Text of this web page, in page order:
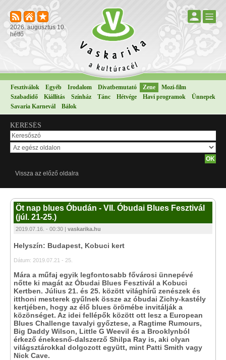
2026. augusztus 10.
hétfő
Fesztiválok Egyéb Irodalom Divatbemutató Zene
Mozi-film
Szabadidő
Kiállítás Színház Tánc Hétvége Havi programok
Ünnepek
Savaria Karnevál
Bálok
KERESÉS
Vissza az előző oldalra
Öt nap blues Óbudán - VII. Óbudai Blues Fesztivál
(júl. 21-25.)
2019.07.16. - 00:30 | vaskarika.hu
Helyszín: Budapest, Kobuci kert
Dátum: 2019.07.21 - 25.
Mára a műfaj egyik legfontosabb fővárosi ünnepévé
nőtte ki magát az Óbudai Blues Fesztivál a Kobuci
Kertben. Július 21. és 25. között világhírű zenészek és
itthoni mesterek gyűlnek össze az óbudai Zichy-kastély
kertjében, hogy az élő blues örömébe invitálják a
közönséget. Az idei fellépők között ott lesz a European
Blues Challenge tavalyi győztese, a Ragtime Rumours,
Big Daddy Wilson, Little G Weevil és a Brooklynból
érkező énekesnő-dalszerző Shilpa Ray is, aki olyan
világsztárokkal dolgozott együtt, mint Patti Smith vagy
Nick Cave.